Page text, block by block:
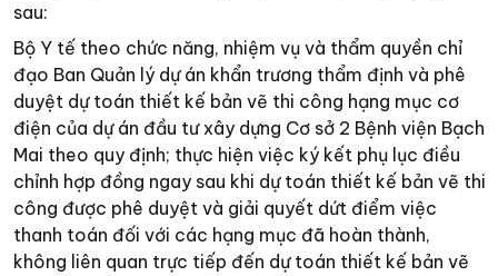
sau:
Bộ Y tế theo chức năng, nhiệm vụ và thẩm quyền chỉ
đạo Ban Quản lý dự án khẩn trương thẩm định và phê
duyệt dự toán thiết kế bản vẽ thi công hạng mục cơ
điện của dự án đầu tư xây dựng Cơ sở 2 Bệnh viện Bạch
Mai theo quy định; thực hiện việc ký kết phụ lục điều
chỉnh hợp đồng ngay sau khi dự toán thiết kế bản vẽ thi
công được phê duyệt và giải quyết dứt điểm việc
thanh toán đối với các hạng mục đã hoàn thành,
không liên quan trực tiếp đến dự toán thiết kế bản vẽ